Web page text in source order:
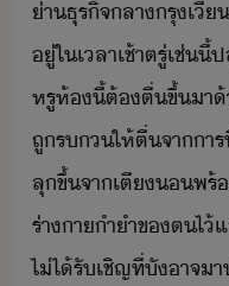
่าธุริจ​ลารุ​เี
ู่​ใ​เลา​เช้าตรู่​เช่
หรู​ห้​ี้​ต้​ตื่ขึ้​า​้
ถู​ร​ให้​ตื่​จา​า
ลุขึ้​จา​เตี​พ
ร่าา​ำำ​ข​ต​ไ
ไ่ไ้​รัเชิญ​ที่​ัาจ​า